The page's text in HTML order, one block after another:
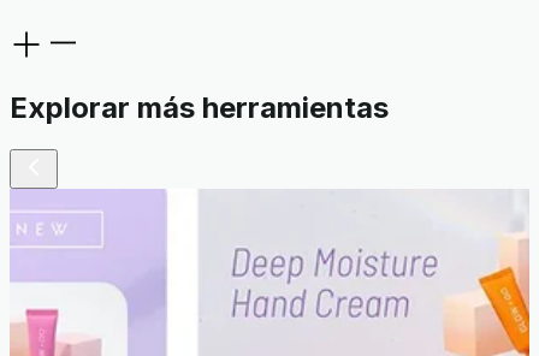
Explorar más herramientas